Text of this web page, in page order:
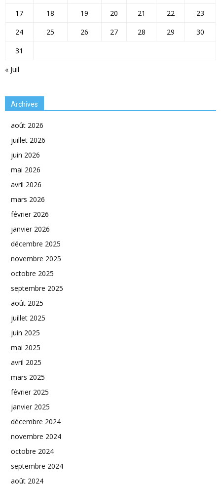
« Juil
17
18 19 20 21 22
23
24
25 26 27 28 29
30
31
Archives
août 2026
juillet 2026
juin 2026
mai 2026
avril 2026
mars 2026
février 2026
janvier 2026
décembre 2025
novembre 2025
octobre 2025
septembre 2025
août 2025
juillet 2025
juin 2025
mai 2025
avril 2025
mars 2025
février 2025
janvier 2025
décembre 2024
novembre 2024
octobre 2024
septembre 2024
août 2024